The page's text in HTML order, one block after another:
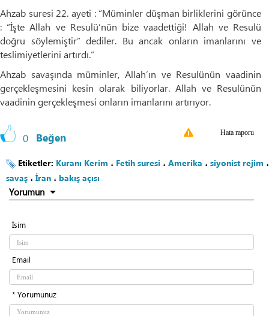
Ahzab suresi 22. ayeti : “Müminler düşman birliklerini görünce
: “İşte Allah ve Resulü’nün bize vaadettiği! Allah ve Resulü
doğru söylemiştir” dediler. Bu ancak onların imanlarını ve
teslimiyetlerini artırdı.”
Ahzab savaşında müminler, Allah’ın ve Resulünün vaadinin
gerçekleşmesini kesin olarak biliyorlar. Allah ve Resulünün
vaadinin gerçekleşmesi onların imanlarını artırıyor.
0 Beğen Hata raporu
Etiketler: Kuranı Kerim ، Fetih suresi ، Amerika ، siyonist rejim ،
savaş ، İran ، bakış açısı
Yorumun
İsim
Email
* Yorumunuz